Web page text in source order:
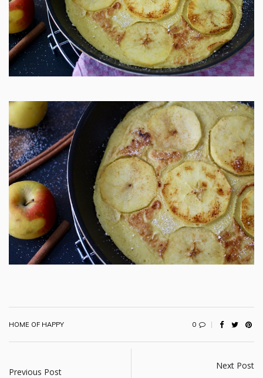
HOME OF HAPPY 0
Previous Post
Next Post